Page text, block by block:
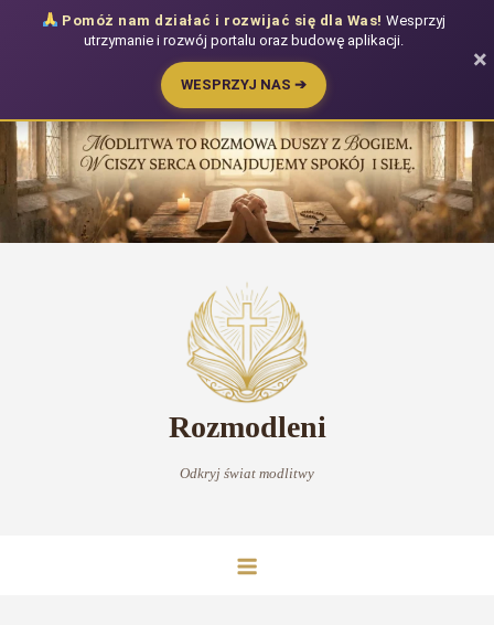
do
treści
Rozmodleni
Odkryj świat modlitwy
Pomóż nam działać i rozwijać się dla Was! Wesprzyj
utrzymanie i rozwój portalu oraz budowę aplikacji.
WESPRZYJ NAS ➔
×